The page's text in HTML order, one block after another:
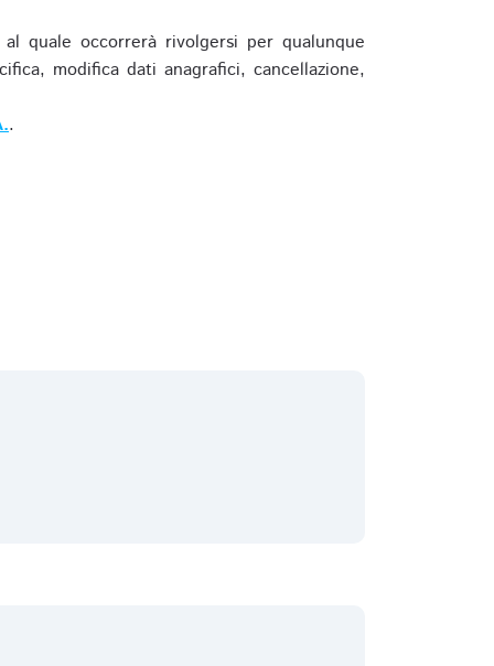
quale occorrerà rivolgersi per qualunque
modifica dati anagrafici, cancellazione,
.